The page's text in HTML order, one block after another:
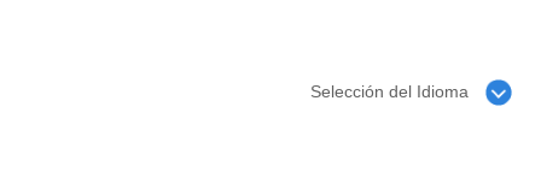
Selección del Idioma